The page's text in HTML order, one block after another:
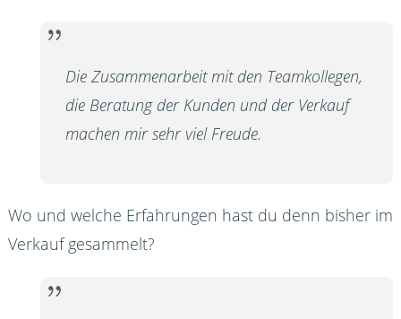
Die Zusammenarbeit mit den Teamkollegen,
die Beratung der Kunden und der Verkauf
machen mir sehr viel Freude.
Wo und welche Erfahrungen hast du denn bisher im
Verkauf gesammelt?